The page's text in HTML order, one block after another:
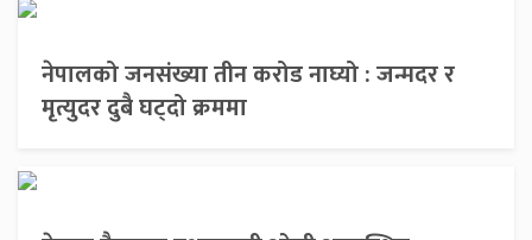
नेपालको जनसंख्या तीन करोड नाघ्यो : जन्मदर र
मृत्युदर दुबै घट्दो क्रममा